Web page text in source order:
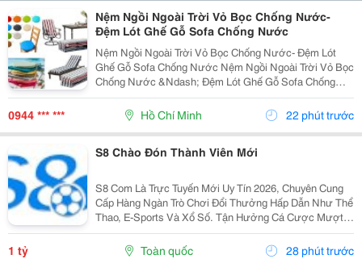
Nệm Ngồi Ngoài Trời Vỏ Bọc Chống Nước-
Đệm Lót Ghế Gỗ Sofa Chống Nước
Nệm Ngồi Ngoài Trời Vỏ Bọc Chống Nước- Đệm Lót
Ghế Gỗ Sofa Chống Nước Nệm Ngồi Ngoài Trời Vỏ Bọc
Chống Nước &Ndash; Đệm Lót Ghế Gỗ Sofa Chống
Nước Được Cung Cấp Với Nhiều Lựa Chọn Về Chất
Liệu Vỏ, Ruột Nệm, Độ Dày, Kích Thước Và Màu Sắc.
Sản Phẩm...
0944 *** *** Hồ Chí Minh 22 phút trước
S8 Chào Đón Thành Viên Mới
S8 Com Là Trực Tuyến Mới Uy Tín 2026, Chuyên Cung
Cấp Hàng Ngàn Trò Chơi Đổi Thưởng Hấp Dẫn Như Thể
Thao, E-Sports Và Xổ Số. Tận Hưởng Cá Cược Mượt
Mà, Nạp Rút Nhanh Chóng, Ưu Đãi Cực Khủng Dành
Cho Mọi Hội Viên. Tên Thương Hiệu: S8 Website:...
1 tỷ Toàn quốc 28 phút trước